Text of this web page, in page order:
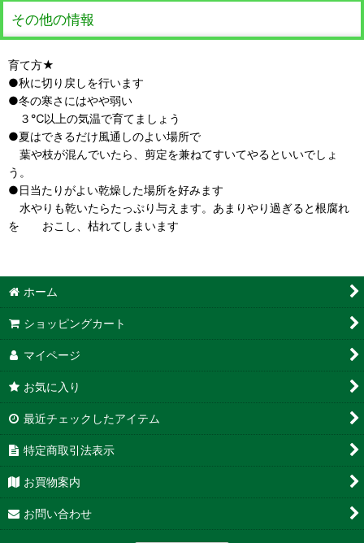
その他の情報
育て方★
●秋に切り戻しを行います
●冬の寒さにはやや弱い
３℃以上の気温で育てましょう
●夏はできるだけ風通しのよい場所で
葉や枝が混んでいたら、剪定を兼ねてすいてやるといいでしょ
う。
●日当たりがよい乾燥した場所を好みます
水やりも乾いたらたっぷり与えます。あまりやり過ぎると根腐れ
を おこし、枯れてしまいます
ホーム
ショッピングカート
マイページ
お気に入り
最近チェックしたアイテム
特定商取引法表示
お買物案内
お問い合わせ